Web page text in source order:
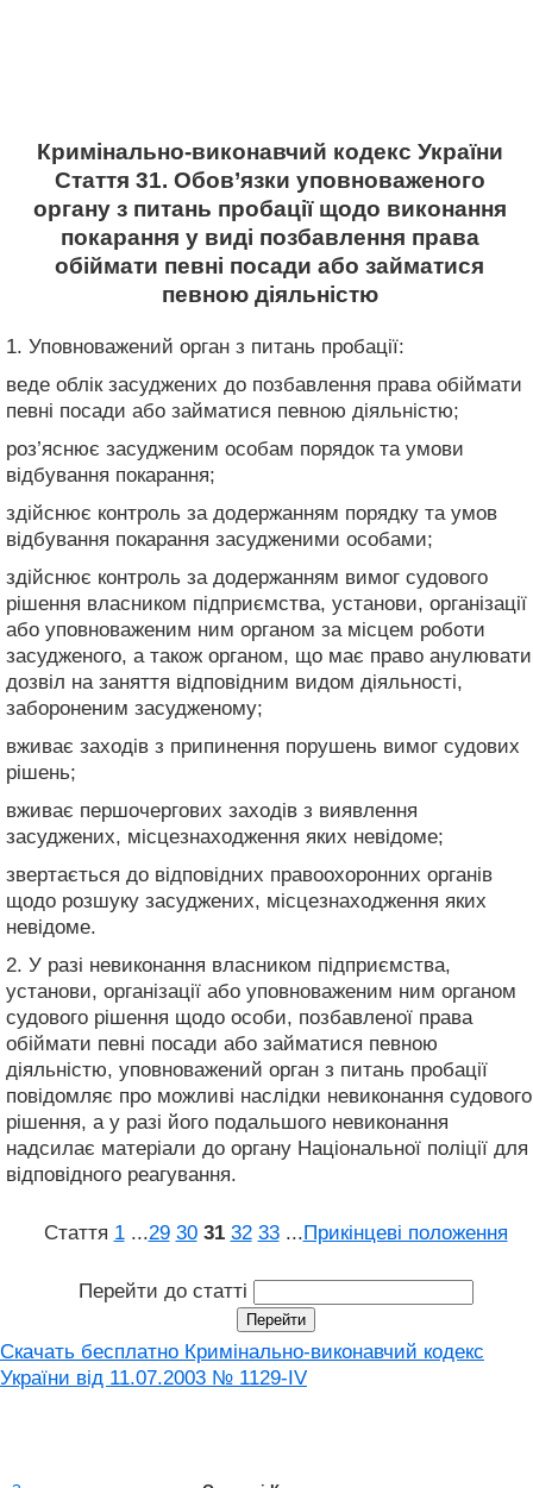
Кримінально-виконавчий кодекс України
Стаття 31. Обов’язки уповноваженого
органу з питань пробації щодо виконання
покарання у виді позбавлення права
обіймати певні посади або займатися
певною діяльністю
1. Уповноважений орган з питань пробації:
веде облік засуджених до позбавлення права обіймати
певні посади або займатися певною діяльністю;
роз’яснює засудженим особам порядок та умови
відбування покарання;
здійснює контроль за додержанням порядку та умов
відбування покарання засудженими особами;
здійснює контроль за додержанням вимог судового
рішення власником підприємства, установи, організації
або уповноваженим ним органом за місцем роботи
засудженого, а також органом, що має право анулювати
дозвіл на заняття відповідним видом діяльності,
забороненим засудженому;
вживає заходів з припинення порушень вимог судових
рішень;
вживає першочергових заходів з виявлення
засуджених, місцезнаходження яких невідоме;
звертається до відповідних правоохоронних органів
щодо розшуку засуджених, місцезнаходження яких
невідоме.
2. У разі невиконання власником підприємства,
установи, організації або уповноваженим ним органом
судового рішення щодо особи, позбавленої права
обіймати певні посади або займатися певною
діяльністю, уповноважений орган з питань пробації
повідомляє про можливі наслідки невиконання судового
рішення, а у разі його подальшого невиконання
надсилає матеріали до органу Національної поліції для
відповідного реагування.
Стаття 1 ...29 30 31 32 33 ...Прикінцеві положення
Перейти до статті
Скачать бесплатно Кримінально-виконавчий кодекс
України від 11.07.2003 № 1129-IV